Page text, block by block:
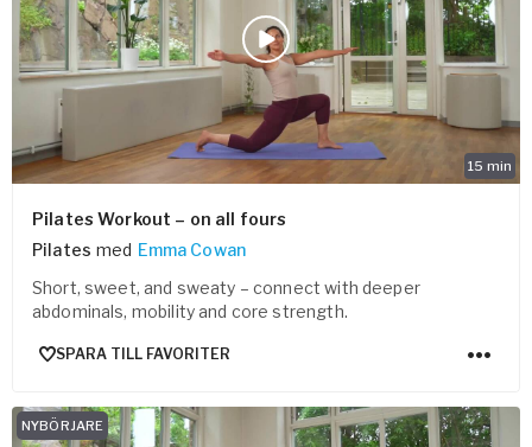
15 min
Pilates Workout – on all fours
Pilates med Emma Cowan
Short, sweet, and sweaty – connect with deeper
abdominals, mobility and core strength.
SPARA TILL FAVORITER
NYBÖRJARE